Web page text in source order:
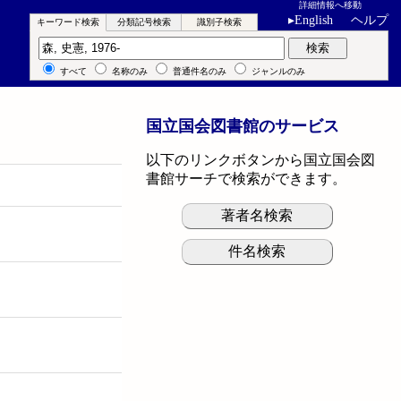
詳細情報へ移動
▸English ヘルプ
キーワード検索 分類記号検索 識別子検索
キーワード検索 検索
すべて 名称のみ 普通件名のみ ジャンルのみ
国立国会図書館のサービス
以下のリンクボタンから国立国会図
書館サーチで検索ができます。
著者名検索
件名検索